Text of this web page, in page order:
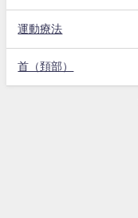
運動療法
首（頚部）